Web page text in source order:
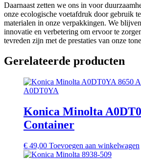
Daarnaast zetten we ons in voor
onze ecologische voetafdruk door gebruik
materialen in onze verpakkingen. We
innovatie en verbetering om ervoor te
tevreden zijn met de prestaties van onze
Gerelateerde producten
Konica Minolta
Container
€ 49,00 Toevoegen aan winkelwagen